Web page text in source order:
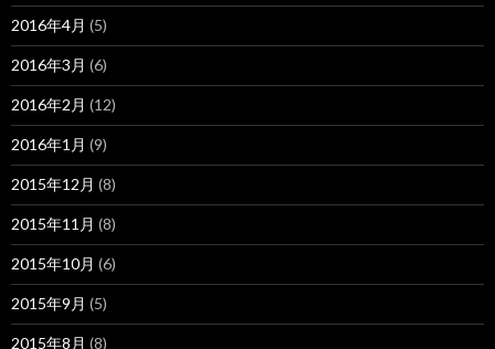
2016年4月 (5)
2016年3月 (6)
2016年2月 (12)
2016年1月 (9)
2015年12月 (8)
2015年11月 (8)
2015年10月 (6)
2015年9月 (5)
2015年8月 (8)